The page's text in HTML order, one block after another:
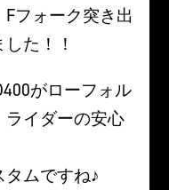
フォーク突き出
た！！
がローフォル
イダーの安心
ムですね♪